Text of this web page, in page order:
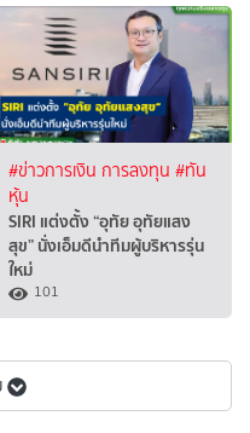
#ข่าวการเงิน การลงทุน #ทัน
หุ้น
SIRI แต่งตั้ง “อุทัย อุทัยแสง
สุข” นั่งเอ็มดีนำทีมผู้บริหารรุ่น
ใหม่
101